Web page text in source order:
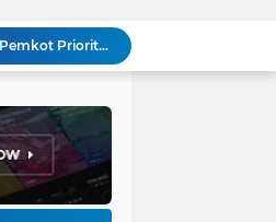
Anggota DPRD Kota Bandung Soroti Jalan Gelap, Desak Pemkot Prioritaskan Pembenahan PJU
Pemkot Bandung Gandeng Big Bad Wolf Hadirkan Festival Literasi Pages and Plates
Ketum Paguyuban Cepot Motah Resmikan 28 UMKM, Siap Gelar Festival Budaya dan UMKM di Jalan Braga
Program Gaslah Kota Bandung Raih Apresiasi Pemerintah Pusat, Pengolahan Sampah Capai 30 Persen
Hikmah Setelah Ibadah Salat Jumat: Momentum Memperkuat Iman dan Kepedulian Sosial
Penataan Kabel Udara FO di Cimahi Capai 15 KM, Target Kota Bebas Kabel Semrawut